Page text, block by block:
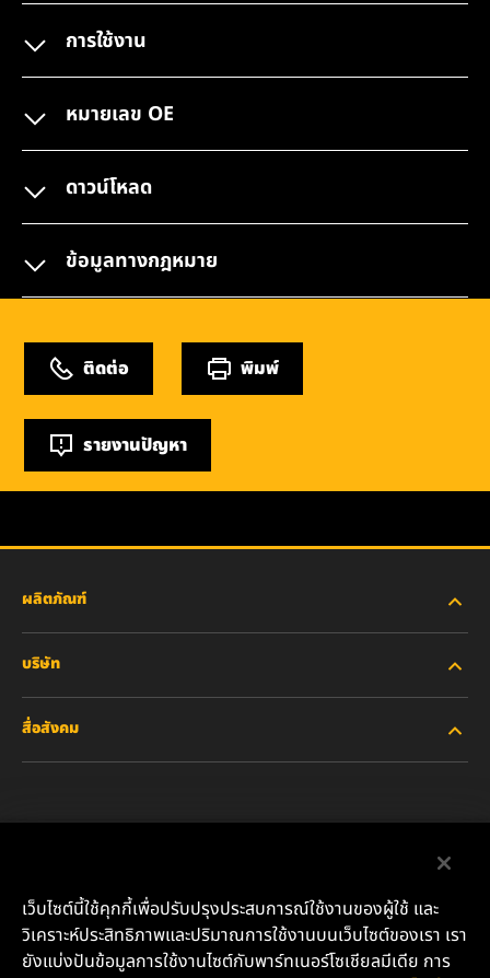
การใช้งาน
หมายเลข OE
ดาวน์โหลด
ข้อมูลทางกฎหมาย
ติดต่อ พิมพ์
รายงานปัญหา
ผลิตภัณฑ์
รถยนต์ส่วนบุคคลและรถบรรทุกงานเบา
น้ำมันหล่อลื่น
บริษัท
ตำแหน่งงาน
สื่อสังคม
YouTube
เว็บไซต์นี้ใช้คุกกี้เพื่อปรับปรุงประสบการณ์ใช้งานของผู้ใช้ และ
วิเคราะห์ประสิทธิภาพและปริมาณการใช้งานบนเว็บไซต์ของเรา เรา
ยังแบ่งปันข้อมูลการใช้งานไซต์กับพาร์ทเนอร์โซเชียลมีเดีย การ